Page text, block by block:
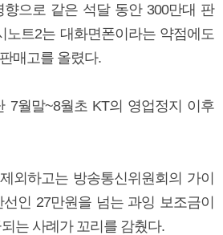
향으로 같은 석달 동안 300만대 판
노트2는 대화면폰이라는 약점에도
매고를 올렸다.
7월말~8월초 KT의 영업정지 이후
외하고는 방송통신위원회의 가이
인 27만원을 넘는 과잉 보조금이
는 사례가 꼬리를 감췄다.